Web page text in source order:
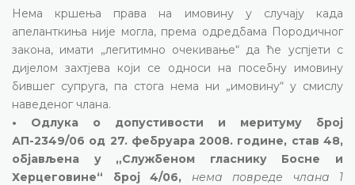
Нема кршења права на имовину у случају када
апеланткиња није могла, према одредбама Породичног
закона, имати „легитимно очекивање“ да ће успјети с
дијелом захтјева који се односи на посебну имовину
бившег супруга, па стога нема ни „имовину“ у смислу
наведеног члана.
• Одлука о допустивости и меритуму број
АП-2349/06 од 27. фебруара 2008. године, став 48,
објављена у „Службеном гласнику Босне и
Херцеговине“ број 4/06, нема повреде члана 1